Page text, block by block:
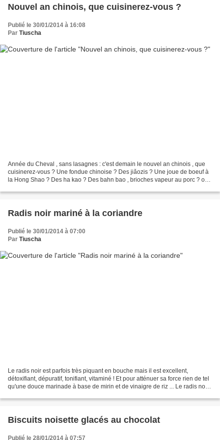
Nouvel an chinois, que cuisinerez-vous ?
Publié le 30/01/2014 à 16:08
Par Tiuscha
Année du Cheval , sans lasagnes : c'est demain le nouvel an chinois , que
cuisinerez-vous ? Une fondue chinoise ? Des jiǎozis ? Une joue de boeuf à
la Hong Shao ? Des ha kao ? Des bahn bao , brioches vapeur au porc ? ou
Radis noir mariné à la coriandre
Publié le 30/01/2014 à 07:00
Par Tiuscha
Le radis noir est parfois très piquant en bouche mais il est excellent,
détoxifiant, dépuratif, tonifiant, vitaminé ! Et pour atténuer sa force rien de tel
qu'une douce marinade à base de mirin et de vinaigre de riz ... Le radis noir
Biscuits noisette glacés au chocolat
Publié le 28/01/2014 à 07:57